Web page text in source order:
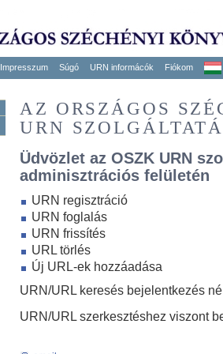
Impresszum Súgó URN informácók Fiókom
AZ ORSZÁGOS
URN
Üdvözlet az OSZK URN
adminisztrációs felületén
URN regisztráció
URN foglalás
URN frissítés
URL törlés
Új URL-ek hozzáadása
URN/URL keresés bejelentkezés
URN/URL szerkesztéshez viszont